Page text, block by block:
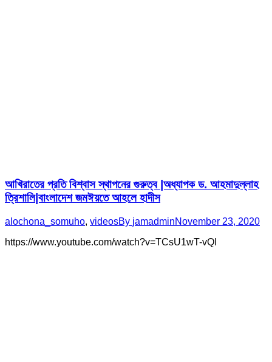
আখিরাতের প্রতি বিশ্বাস স্থাপনের গুরুত্ব |অধ্যাপক ড. আহমাদুল্লাহ
ত্রিশালি|বাংলাদেশ জমঈয়তে আহলে হাদীস
alochona_somuho, videosBy jamadminNovember 23, 2020
https://www.youtube.com/watch?v=TCsU1wT-vQI